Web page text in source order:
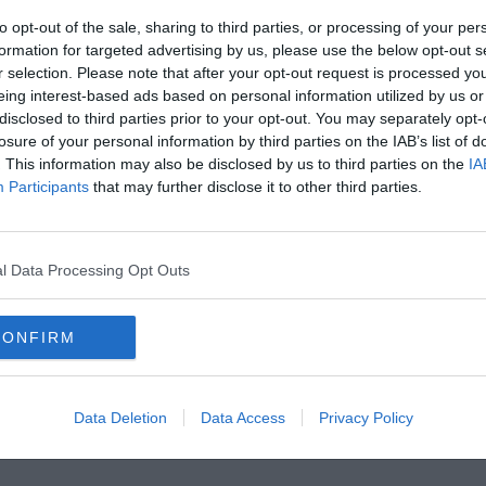
opt-out of the sale, sharing to third parties, or processing of your
for targeted advertising by us, please use the below opt-out
selection. Please note that after your opt-out request is processed
interest-based ads based on personal information utilized by us
to third parties prior to your opt-out. You may separately
of your personal information by third parties on the IAB’s list of
This information may also be disclosed by us to third parties on the
Participants that may further disclose it to other third parties.
Data Processing Opt Outs
Data Deletion Data Access Privacy Policy
iscriviti allaNewsletter QUInews - ToscanaMedia.
nella tua casella di posta.
provincia di pisa firenze